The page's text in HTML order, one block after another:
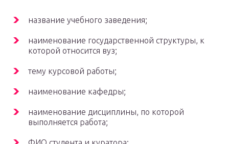
название учебного заведения;
наименование государственной структуры, к
которой относится вуз;
тему курсовой работы;
наименование кафедры;
наименование дисциплины, по которой
выполняется работа;